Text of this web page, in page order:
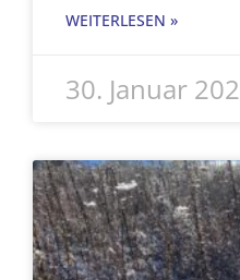
WEITERLESEN »
30. Januar